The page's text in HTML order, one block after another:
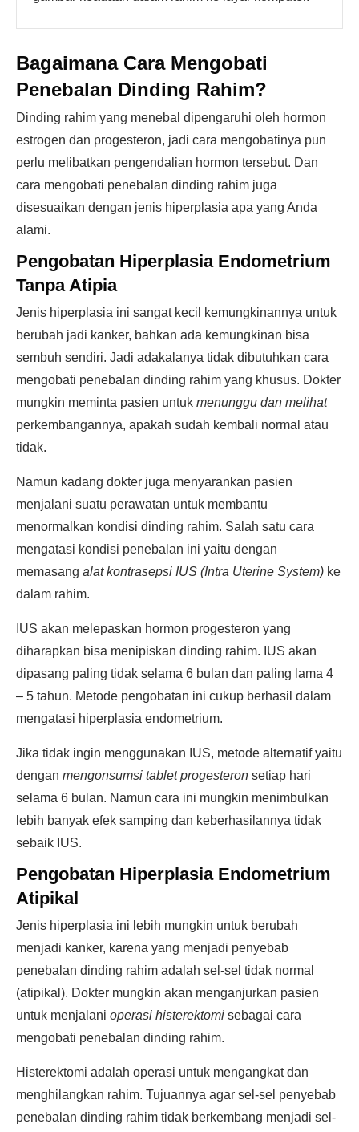
Bagaimana Cara Mengobati
Penebalan Dinding Rahim?
Dinding rahim yang menebal dipengaruhi oleh hormon
estrogen dan progesteron, jadi cara mengobatinya pun
perlu melibatkan pengendalian hormon tersebut. Dan
cara mengobati penebalan dinding rahim juga
disesuaikan dengan jenis hiperplasia apa yang Anda
alami.
Pengobatan Hiperplasia Endometrium
Tanpa Atipia
Jenis hiperplasia ini sangat kecil kemungkinannya untuk
berubah jadi kanker, bahkan ada kemungkinan bisa
sembuh sendiri. Jadi adakalanya tidak dibutuhkan cara
mengobati penebalan dinding rahim yang khusus. Dokter
mungkin meminta pasien untuk menunggu dan melihat
perkembangannya, apakah sudah kembali normal atau
tidak.
Namun kadang dokter juga menyarankan pasien
menjalani suatu perawatan untuk membantu
menormalkan kondisi dinding rahim. Salah satu cara
mengatasi kondisi penebalan ini yaitu dengan
memasang alat kontrasepsi IUS (Intra Uterine System) ke
dalam rahim.
IUS akan melepaskan hormon progesteron yang
diharapkan bisa menipiskan dinding rahim. IUS akan
dipasang paling tidak selama 6 bulan dan paling lama 4
– 5 tahun. Metode pengobatan ini cukup berhasil dalam
mengatasi hiperplasia endometrium.
Jika tidak ingin menggunakan IUS, metode alternatif yaitu
dengan mengonsumsi tablet progesteron setiap hari
selama 6 bulan. Namun cara ini mungkin menimbulkan
lebih banyak efek samping dan keberhasilannya tidak
sebaik IUS.
Pengobatan Hiperplasia Endometrium
Atipikal
Jenis hiperplasia ini lebih mungkin untuk berubah
menjadi kanker, karena yang menjadi penyebab
penebalan dinding rahim adalah sel-sel tidak normal
(atipikal). Dokter mungkin akan menganjurkan pasien
untuk menjalani operasi histerektomi sebagai cara
mengobati penebalan dinding rahim.
Histerektomi adalah operasi untuk mengangkat dan
menghilangkan rahim. Tujuannya agar sel-sel penyebab
penebalan dinding rahim tidak berkembang menjadi sel-